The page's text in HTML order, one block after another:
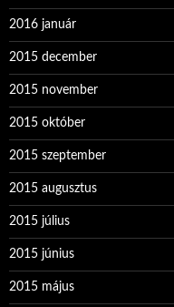
2016 január
2015 december
2015 november
2015 október
2015 szeptember
2015 augusztus
2015 július
2015 június
2015 május